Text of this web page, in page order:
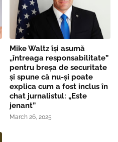
Mike Waltz îşi asumă
„întreaga responsabilitate”
pentru breşa de securitate
și spune că nu-și poate
explica cum a fost inclus în
chat jurnalistul: „Este
jenant”
March 26, 2025